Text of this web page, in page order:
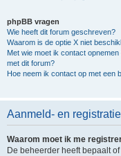
phpBB vragen
Wie heeft dit forum geschreven?
Waarom is de optie X niet
Met wie moet ik contact
met dit forum?
Hoe neem ik contact op met een
Aanmeld- en
Waarom moet ik me
De beheerder heeft bepaalt